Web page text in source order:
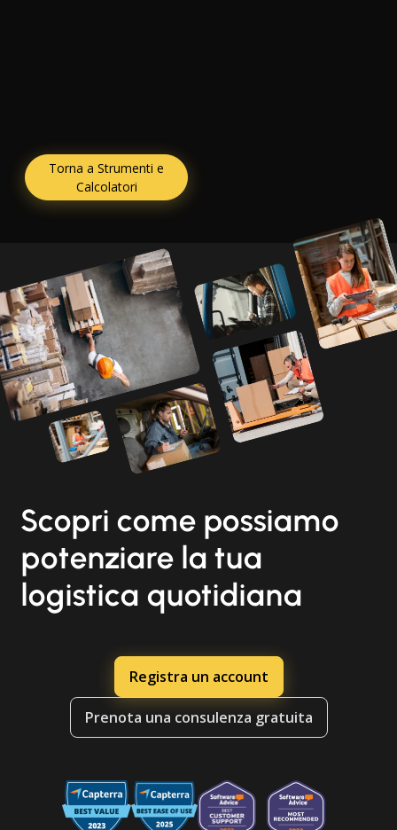
Torna a Strumenti e
Calcolatori
Scopri come possiamo
potenziare la tua
logistica quotidiana
Registra un account
Prenota una consulenza gratuita